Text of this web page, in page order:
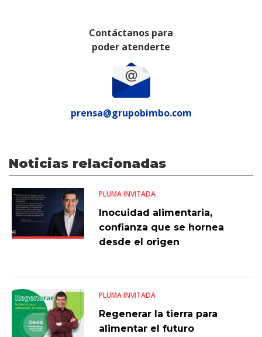
Contáctanos para
poder atenderte
prensa@grupobimbo.com
Noticias relacionadas
PLUMA INVITADA
Inocuidad alimentaria,
confianza que se hornea
desde el origen
PLUMA INVITADA
Regenerar la tierra para
alimentar el futuro